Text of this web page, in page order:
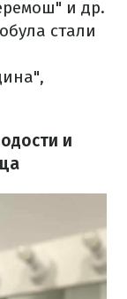
и др.
стали
и